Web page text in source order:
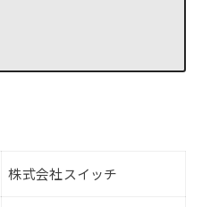
株式会社スイッチ